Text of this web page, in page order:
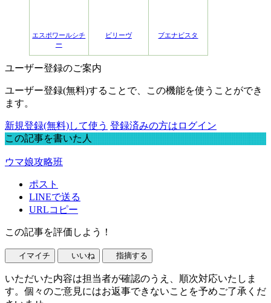
エスポワールシチ
ー
ビリーヴ ブエナビスタ
ユーザー登録のご案内
ユーザー登録(無料)することで、この機能を使うことができ
ます。
新規登録(無料)して使う 登録済みの方はログイン
この記事を書いた人
ウマ娘攻略班
ポスト
LINEで送る
URLコピー
この記事を評価しよう！
イマイチ いいね 指摘する
いただいた内容は担当者が確認のうえ、順次対応いたしま
す。個々のご意見にはお返事できないことを予めご了承くだ